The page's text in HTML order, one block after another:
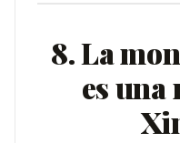
8. La
es una